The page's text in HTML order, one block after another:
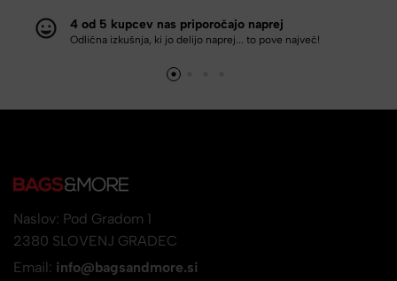
4 od 5 kupcev nas priporočajo naprej
Odlična izkušnja, ki jo delijo naprej... to pove največ!
Naslov: Pod Gradom 1
2380 SLOVENJ GRADEC
Email: info@bagsandmore.si